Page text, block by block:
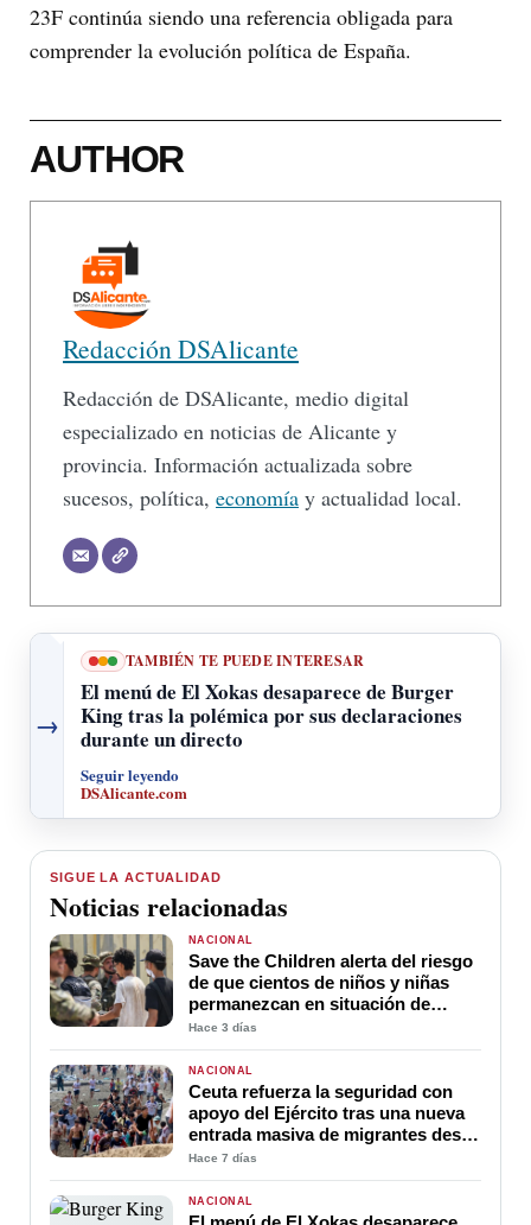
23F continúa siendo una referencia obligada para
comprender la evolución política de España.
AUTHOR
Redacción DSAlicante
Redacción de DSAlicante, medio digital
especializado en noticias de Alicante y
provincia. Información actualizada sobre
sucesos, política, economía y actualidad local.
→
TAMBIÉN TE PUEDE INTERESAR
El menú de El Xokas desaparece de Burger
King tras la polémica por sus declaraciones
durante un directo
Seguir leyendo
DSAlicante.com
SIGUE LA ACTUALIDAD
Noticias relacionadas
NACIONAL
Save the Children alerta del riesgo
de que cientos de niños y niñas
permanezcan en situación de
desprotección en Ceuta
Hace 3 días
NACIONAL
Ceuta refuerza la seguridad con
apoyo del Ejército tras una nueva
entrada masiva de migrantes desde
Marruecos
Hace 7 días
NACIONAL